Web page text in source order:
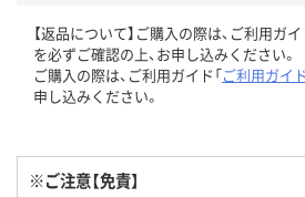
【返品について】ご購入の際は、ご利用ガイ
を必ずご確認の上、お申し込みください。
ご購入の際は、ご利用ガイド「ご利用ガイド
申し込みください。
※ご注意【免責】